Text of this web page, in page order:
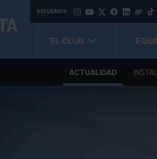
SÍGUENOS
EL CLUB
ACTUALIDAD